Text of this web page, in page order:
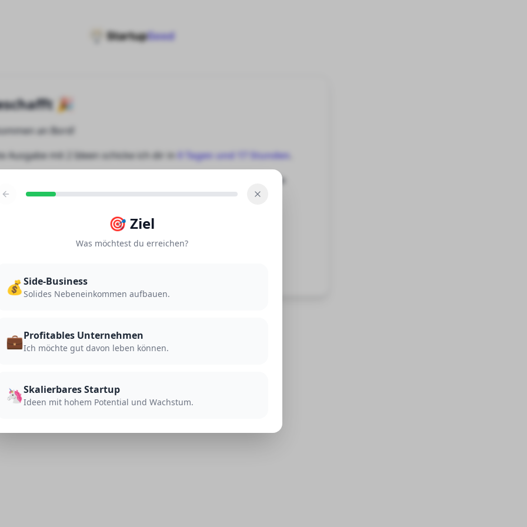
🎯 Ziel
Was möchtest du erreichen?
💰Side-Business
Solides Nebeneinkommen aufbauen.
💼Profitables Unternehmen
Ich möchte gut davon leben können.
🦄Skalierbares Startup
Ideen mit hohem Potential und Wachstum.
🎉
an Bord!
Ausgabe mit 2 Ideen schicke ich dir in
Tagen und Stunden
Checke kurz deine Inbox um deine E-Mail zu bestätigen und die
zu können.